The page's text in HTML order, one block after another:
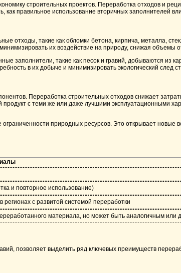
строительных проектов. Переработка отходов и
правильное использование вторичных заполнителей
отходы, такие как обломки бетона, кирпича, металла,
их воздействие на природу, снижая объемы
заполнители, такие как песок и гравий, добываются из
в их добыче и минимизировать экологический след
Переработка строительных отходов снижает
с теми же или даже лучшими эксплуатационными
природных ресурсов. Это открывает новые
и повторное использование)
регионах с развитой системой переработки
материала, но может быть аналогичным или
позволяет выделить ряд ключевых преимуществ